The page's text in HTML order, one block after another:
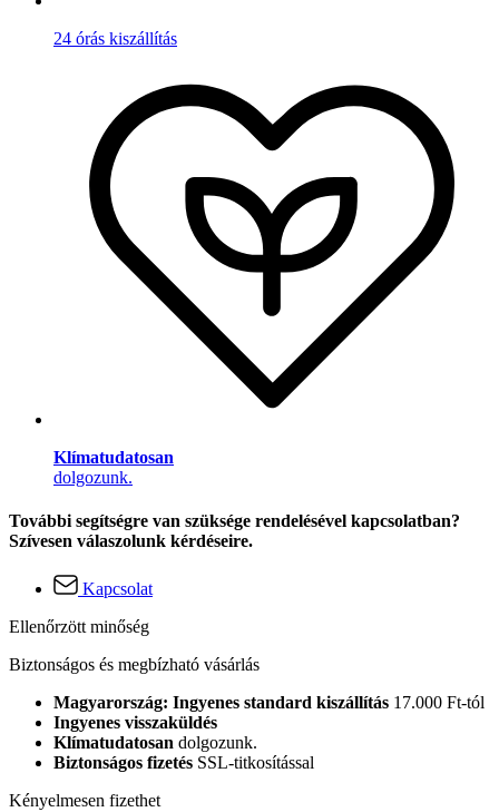
24 órás kiszállítás
Klímatudatosan
dolgozunk.
További segítségre van szüksége rendelésével kapcsolatban?
Szívesen válaszolunk kérdéseire.
Kapcsolat
Ellenőrzött minőség
Biztonságos és megbízható vásárlás
Magyarország: Ingyenes standard kiszállítás 17.000 Ft-tól
Ingyenes visszaküldés
Klímatudatosan dolgozunk.
Biztonságos fizetés SSL-titkosítással
Kényelmesen fizethet